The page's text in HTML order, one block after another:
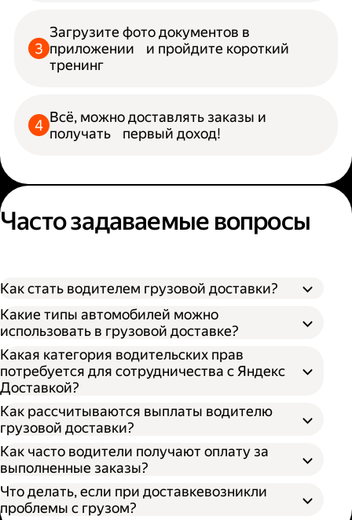
Загрузите фото документов в
приложении и пройдите короткий
тренинг
Всё, можно доставлять заказы и
получать первый доход!
Часто задаваемые вопросы
Как стать водителем грузовой доставки?
Какие типы автомобилей можно
использовать в грузовой доставке?
S — от 170 × 100 × 90 см
M — от 260 × 130 × 150 см
L — от 380 × 180 × 180 см
XL — от 400 × 190 × 200 см
Какая категория водительских прав
потребуется для сотрудничества с Яндекс
Доставкой?
Как рассчитываются выплаты водителю
грузовой доставки?
Как часто водители получают оплату за
выполненные заказы?
Что делать, если при доставкевозникли
проблемы с грузом?